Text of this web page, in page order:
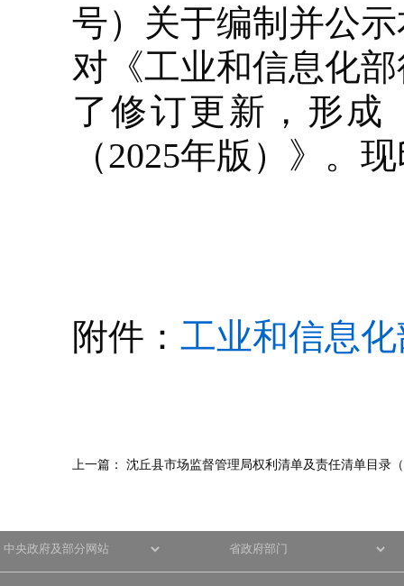
号）关于编制并公
对《工业和信息化
了修订更新，形成
（2025年版）》。
附件： 工业和信息
上一篇： 沈丘县市场监督管理局权利清单及责任清单目录